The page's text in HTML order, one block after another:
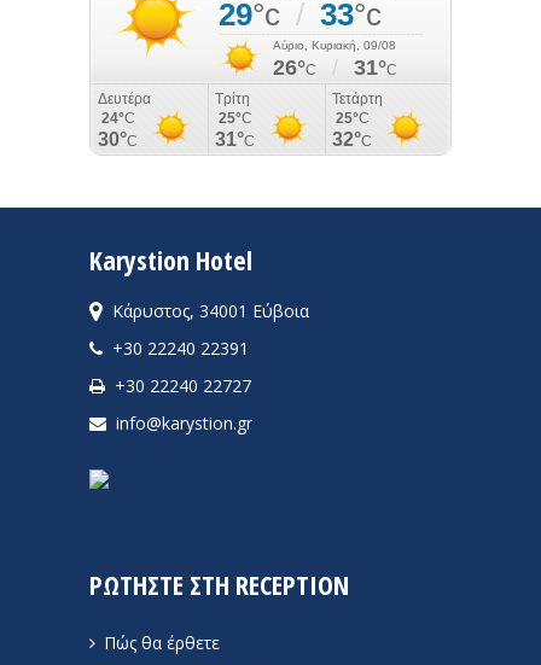
Karystion Hotel
Κάρυστος, 34001 Εύβοια
+30 22240 22391
+30 22240 22727
info@karystion.gr
ΡΩΤΗΣΤΕ ΣΤΗ RECEPTION
Πώς θα έρθετε